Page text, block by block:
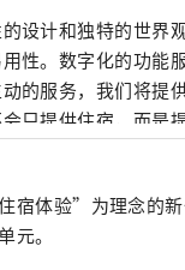
设计和独特的世界
性。数字化的功能
的服务，我们将提
只提供住宿，而
宿体验”为理念的
。